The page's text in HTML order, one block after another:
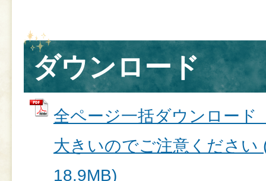
ダウンロード
全ページ一括ダウンロード
大きいのでご注意ください
18.9MB)